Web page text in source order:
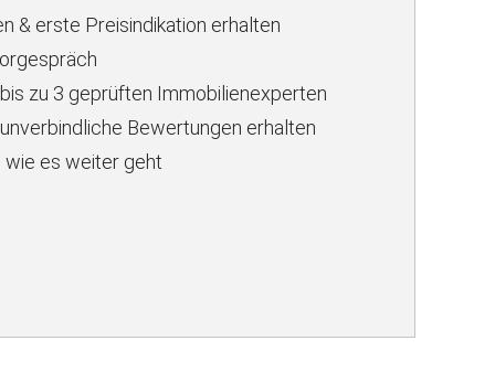
& erste Preisindikation erhalten
zu 3 geprüften Immobilienexperten
Bewertungen erhalten
wie es weiter geht